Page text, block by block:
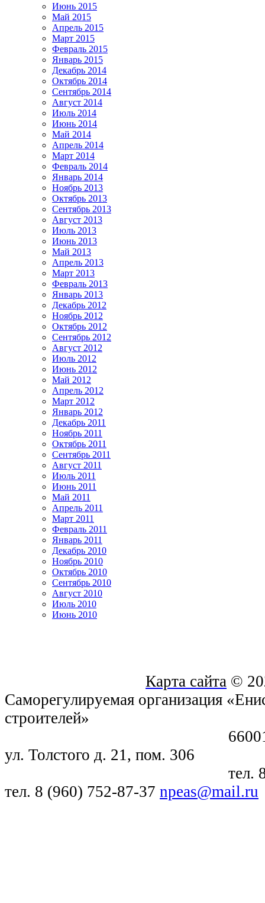
Июнь 2015
Май 2015
Апрель 2015
Март 2015
Февраль 2015
Январь 2015
Декабрь 2014
Октябрь 2014
Сентябрь 2014
Август 2014
Июль 2014
Июнь 2014
Май 2014
Апрель 2014
Март 2014
Февраль 2014
Январь 2014
Ноябрь 2013
Октябрь 2013
Сентябрь 2013
Август 2013
Июль 2013
Июнь 2013
Май 2013
Апрель 2013
Март 2013
Февраль 2013
Январь 2013
Декабрь 2012
Ноябрь 2012
Октябрь 2012
Сентябрь 2012
Август 2012
Июль 2012
Июнь 2012
Май 2012
Апрель 2012
Март 2012
Январь 2012
Декабрь 2011
Ноябрь 2011
Октябрь 2011
Сентябрь 2011
Август 2011
Июль 2011
Июнь 2011
Май 2011
Апрель 2011
Март 2011
Февраль 2011
Январь 2011
Декабрь 2010
Ноябрь 2010
Октябрь 2010
Сентябрь 2010
Август 2010
Июль 2010
Июнь 2010
Карта сайта ©
Саморегулируемая организация
строителей»
660018, г.
ул. Толстого д. 21, пом. 306
тел. 8 (391)
тел. 8 (960) 752-87-37 npeas@mail.ru